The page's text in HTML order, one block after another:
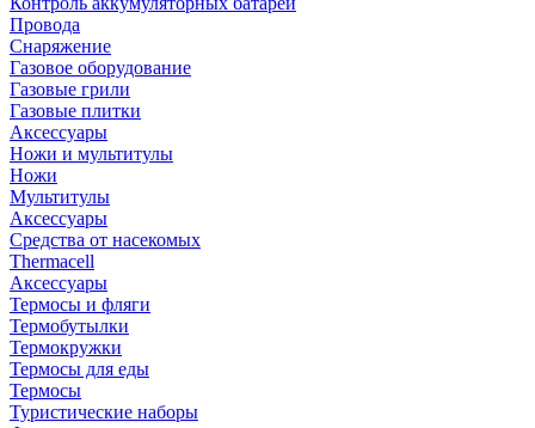
Провода
Снаряжение
Газовое оборудование
Газовые грили
Газовые плитки
Аксессуары
Ножи и мультитулы
Ножи
Мультитулы
Аксессуары
Средства от насекомых
Thermacell
Аксессуары
Термосы и фляги
Термобутылки
Термокружки
Термосы для еды
Термосы
Туристические наборы